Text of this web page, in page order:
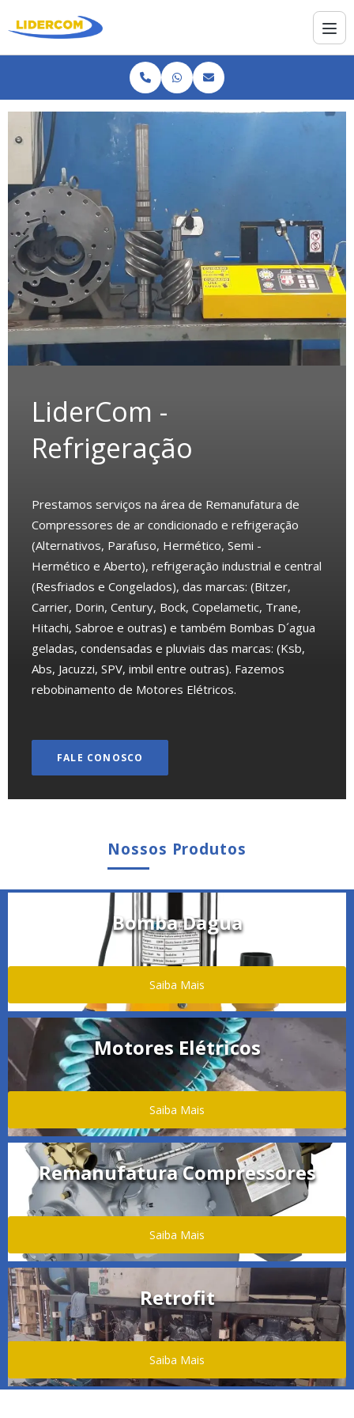
LiderCom -
Refrigeração
Prestamos serviços na área de Remanufatura de
Compressores de ar condicionado e refrigeração
(Alternativos, Parafuso, Hermético, Semi -
Hermético e Aberto), refrigeração industrial e central
(Resfriados e Congelados), das marcas: (Bitzer,
Carrier, Dorin, Century, Bock, Copelametic, Trane,
Hitachi, Sabroe e outras) e também Bombas D´agua
geladas, condensadas e pluviais das marcas: (Ksb,
Abs, Jacuzzi, SPV, imbil entre outras). Fazemos
rebobinamento de Motores Elétricos.
FALE CONOSCO
Nossos Produtos
Bomba Dagua
Saiba Mais
Motores Elétricos
Saiba Mais
Remanufatura Compressores
Saiba Mais
Retrofit
Saiba Mais